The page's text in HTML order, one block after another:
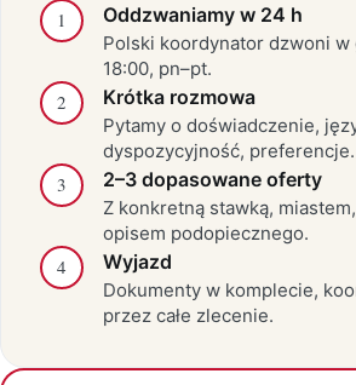
1 Oddzwaniamy w 24 h
Polski koordynator dzwoni w
18:00, pn–pt.
2 Krótka rozmowa
Pytamy o doświadczenie,
dyspozycyjność, preferencje.
3 2–3 dopasowane oferty
Z konkretną stawką,
opisem podopiecznego.
4 Wyjazd
Dokumenty w komplecie,
przez całe zlecenie.